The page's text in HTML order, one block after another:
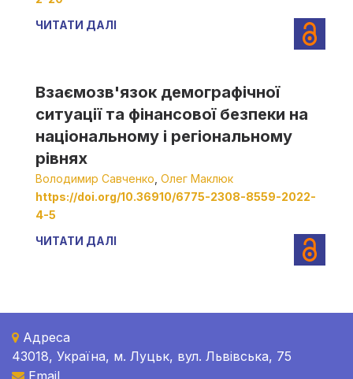
ЧИТАТИ ДАЛІ
Взаємозв'язок демографічної
ситуації та фінансової безпеки на
національному і регіональному
рівнях
Володимир Савченко Олег Маклюк
https://doi.org/10.36910/6775-2308-8559-2022-
4-5
ЧИТАТИ ДАЛІ
Адреса
43018, Україна, м. Луцьк, вул. Львівська, 75
Email